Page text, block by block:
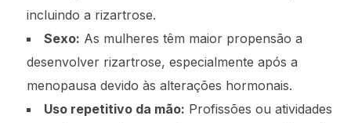
incluindo a rizartrose.
Sexo: As mulheres têm maior propensão a
desenvolver rizartrose, especialmente após a
menopausa devido às alterações hormonais.
Uso repetitivo da mão: Profissões ou atividades